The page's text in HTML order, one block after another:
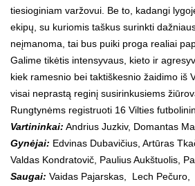
tiesioginiam varžovui. Be to, kadangi
ekipų, su kuriomis taškus surinkti
neįmanoma, tai bus puiki proga realiai
Galime tikėtis intensyvaus, kieto ir
kiek ramesnio bei taktiškesnio žaidimo iš
visai neprastą reginį susirinkusiems
Rungtynėms registruoti 16 Vilties
Vartininkai: Andrius Juzkiv, Domantas
Gynėjai: Edvinas Dubavičius, Artūras
Valdas Kondratovič, Paulius Aukštuolis,
Saugai: Vaidas Pajarskas, Lech Pečuro,